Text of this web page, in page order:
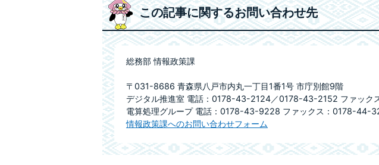
この記事に関するお問い合わせ先
総務部 情報政策課
〒031-8686 青森県八戸市内丸一丁目1番1号 市庁別館9階
デジタル推進室 電話：0178-43-2124／0178-43-2152 ファッ
電算処理グループ 電話：0178-43-9228 ファックス：0178-44-
情報政策課へのお問い合わせフォーム